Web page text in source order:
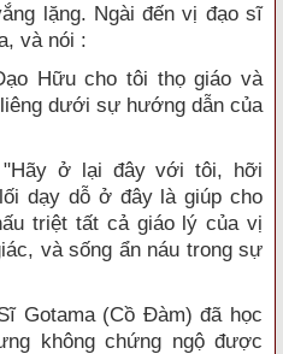
lặng. Ngài đến vị đạo sĩ
và nói :
Hữu cho tôi thọ giáo và
dưới sự hướng dẫn của
"Hãy ở lại đây với tôi, hỡi
dạy dỗ ở đây là giúp cho
triệt tất cả giáo lý của vị
và sống ẩn náu trong sự
Gotama (Cồ Đàm) đã học
không chứng ngộ được